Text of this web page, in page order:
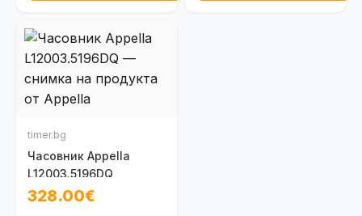
timer.bg
Часовник Appella
L12003.5196DQ
328.00€